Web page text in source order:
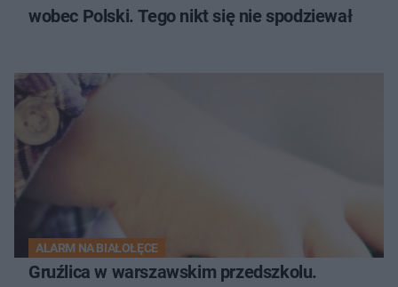
wobec Polski. Tego nikt się nie spodziewał
ALARM NA BIAŁOŁĘCE
Gruźlica w warszawskim przedszkolu.